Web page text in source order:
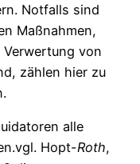
Notfalls sind
Maßnahmen,
von
zählen hier zu
alle
Hopt-Roth,